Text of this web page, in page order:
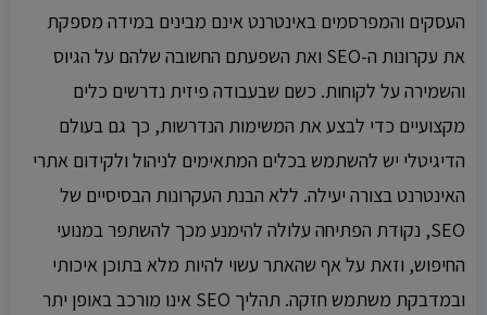
העסקים והמפרסמים באינטרנט אינם מבינים במידה מספקת
את עקרונות ה-SEO ואת השפעתם החשובה שלהם על הגיוס
והשמירה על לקוחות. כשם שבעבודה פיזית נדרשים כלים
מקצועיים כדי לבצע את המשימות הנדרשות, כך גם בעולם
הדיגיטלי יש להשתמש בכלים המתאימים לניהול ולקידום אתרי
האינטרנט בצורה יעילה. ללא הבנת העקרונות הבסיסיים של
SEO, נקודת הפתיחה עלולה להימנע מכך להשתפר במנועי
החיפוש, וזאת על אף שהאתר עשוי להיות מלא בתוכן איכותי
ובמדבקת משתמש חזקה. תהליך SEO אינו מורכב באופן יתר